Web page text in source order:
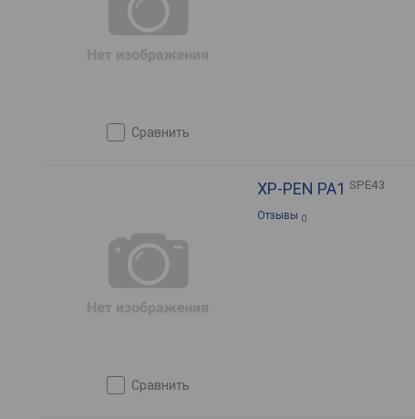
сравнить
сравнить
XP-PEN PA1 SPE43
Отзывы 0